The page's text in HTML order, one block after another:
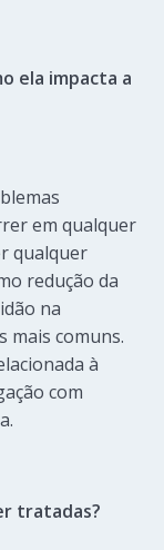
ela impacta a
em qualquer
qualquer
redução da
na
mais comuns.
à
com
tratadas?